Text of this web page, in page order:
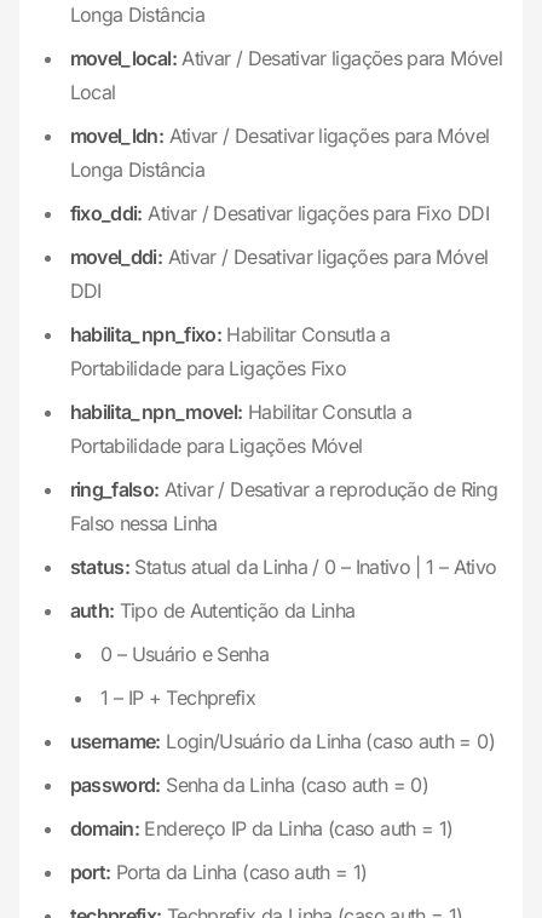
Longa Distância
movel_local:Ativar / Desativar ligações para Móvel
Local
movel_ldn: Ativar / Desativar ligações para Móvel
Longa Distância
fixo_ddi: Ativar / Desativar ligações para Fixo DDI
movel_ddi: Ativar / Desativar ligações para Móvel
DDI
habilita_npn_fixo: Habilitar Consutla a
Portabilidade para Ligações Fixo
habilita_npn_movel: Habilitar Consutla a
Portabilidade para Ligações Móvel
ring_falso: Ativar / Desativar a reprodução de Ring
Falso nessa Linha
status: Status atual da Linha / 0 – Inativo | 1 – Ativo
auth: Tipo de Autentição da Linha
0 – Usuário e Senha
1 – IP + Techprefix
username: Login/Usuário da Linha (caso auth = 0)
password: Senha da Linha (caso auth = 0)
domain: Endereço IP da Linha (caso auth = 1)
port: Porta da Linha (caso auth = 1)